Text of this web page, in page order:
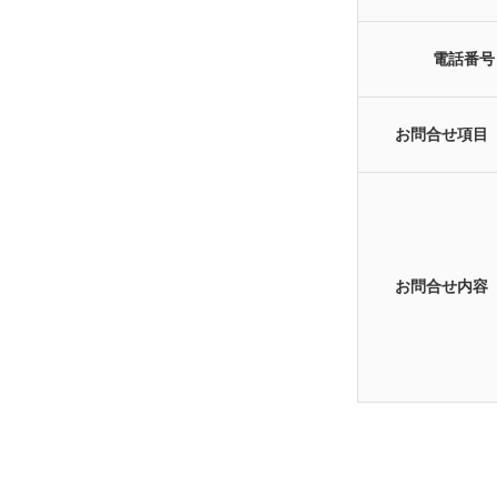
電話番号
お問合せ項目
お問合せ内容